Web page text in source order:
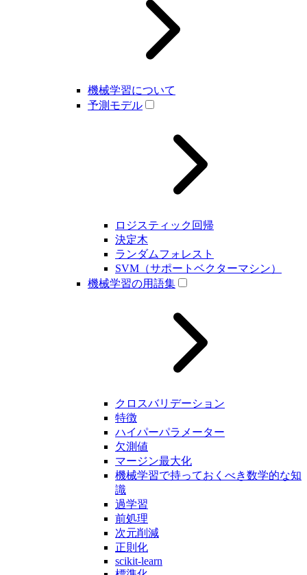
機械学習について
予測モデル
ロジスティック回帰
決定木
ランダムフォレスト
SVM（サポートベクターマシン）
機械学習の用語集
クロスバリデーション
特徴
ハイパーパラメーター
欠測値
マージン最大化
機械学習で持っておくべき数学的な知
識
過学習
前処理
次元削減
正則化
scikit-learn